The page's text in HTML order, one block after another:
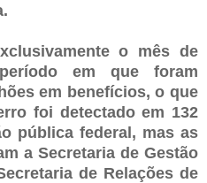
o mês de
em que foram
em benefícios, o que
foi detectado em 132
pública federal, mas as
a Secretaria de Gestão
de Relações de